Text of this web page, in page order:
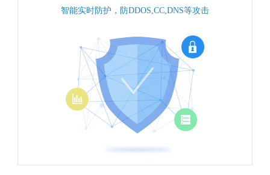
智能实时防护，防DDOS,CC,DNS等攻击